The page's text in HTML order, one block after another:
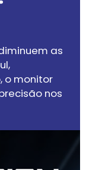
as
o monitor
nos